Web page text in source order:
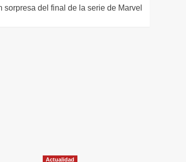
sorpresa del final de la serie de Marvel
Actualidad